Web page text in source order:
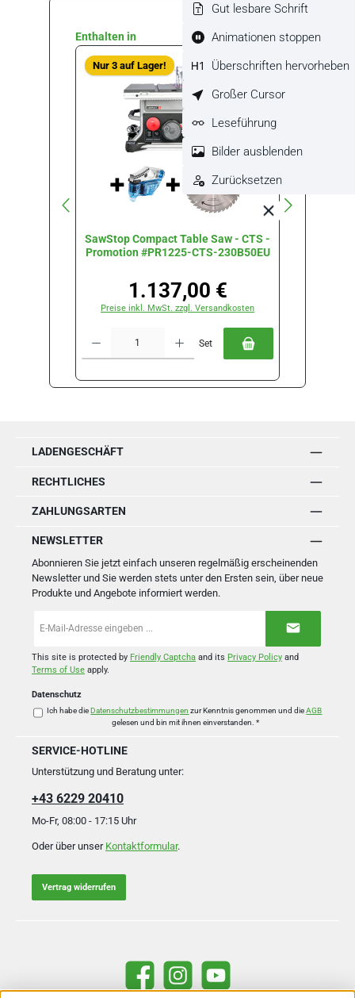
Produktgalerie überspringen
Enthalten in
Nur 3 auf Lager!
SawStop Compact Table Saw - CTS -
Promotion #PR1225-CTS-230B50EU
Regulärer Preis:
1.137,00 €
Preise inkl. MwSt. zzgl. Versandkosten
Set
Nur 2
LADENGESCHÄFT
RECHTLICHES
ZAHLUNGSARTEN
NEWSLETTER
Abonnieren Sie jetzt einfach unseren regelmäßig erscheinenden
Newsletter und Sie werden stets unter den Ersten sein, über neue
Produkte und Angebote informiert werden.
Mail-
*
This site is protected by Friendly Captcha and its Privacy Policy and
Terms of Use apply.
Datenschutz
Ich habe dieDatenschutzbestimmungen zur Kenntnis genommen und dieAGB
gelesen und bin mit ihnen einverstanden. *
SERVICE-HOTLINE
Unterstützung und Beratung unter:
+43 6229 20410
Mo-Fr, 08:00 - 17:15 Uhr
Oder über unser Kontaktformular.
Vertrag widerrufen
Facebook Instagram YouTube
Gut lesbare Schrift
Animationen stoppen
Überschriften hervorheben
Großer Cursor
Leseführung
Bilder ausblenden
Zurücksetzen